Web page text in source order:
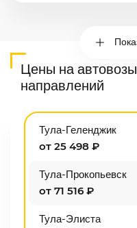
Цены на
направлений
Тула-Геленджик
от 25 498 ₽
Тула-Прокопьевск
от 71 516 ₽
Тула-Элиста